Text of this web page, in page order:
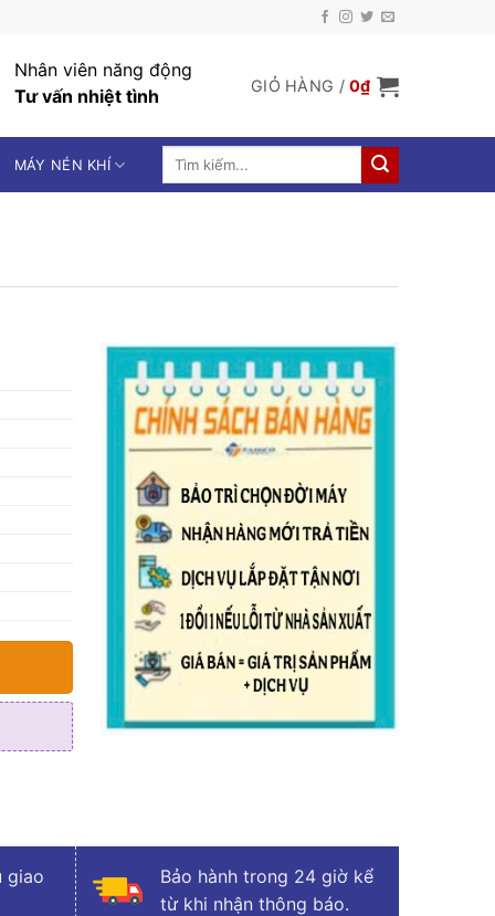
Nhân viên năng động
Tư vấn nhiệt tình
GIỎ HÀNG /0₫
MÁY NÉN KHÍ
Tìm
giao
Bảo hành trong 24 giờ kể
từ khi nhận thông báo.